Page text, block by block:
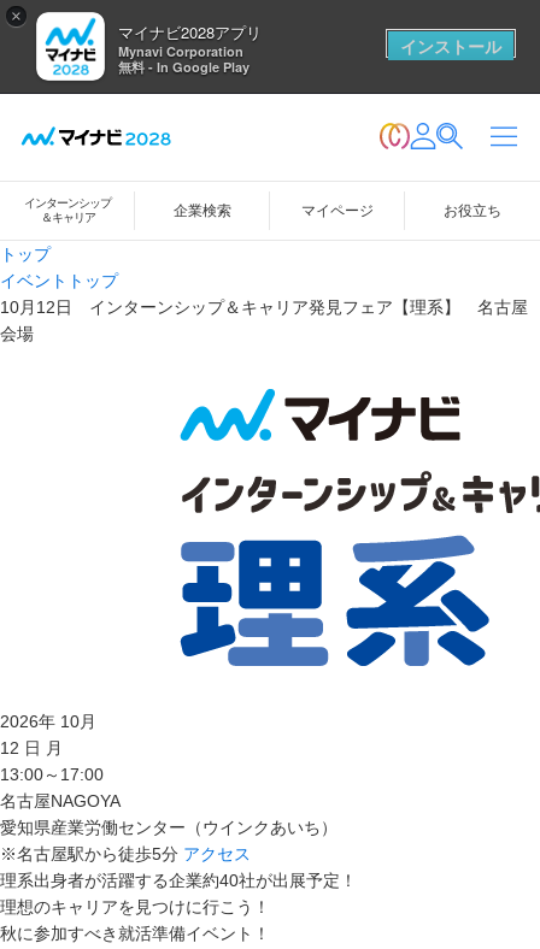
×
マイナビ2028アプリ
Mynavi Corporation
無料 - In Google Play
インストール
インターンシップ
＆キャリア
企業検索 マイページ お役立ち
トップ
イベントトップ
10月12日 インターンシップ＆キャリア発見フェア【理系】 名古屋
会場
2026年 10月
12 日 月
13:00～17:00
名古屋NAGOYA
愛知県産業労働センター（ウインクあいち）
※名古屋駅から徒歩5分 アクセス
理系出身者が活躍する企業約40社が出展予定！
理想のキャリアを見つけに行こう！
秋に参加すべき就活準備イベント！